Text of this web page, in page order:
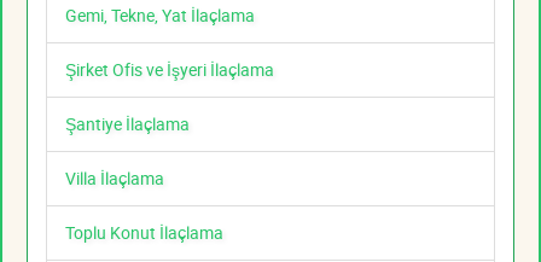
Gemi, Tekne, Yat İlaçlama
Şirket Ofis ve İşyeri İlaçlama
Şantiye İlaçlama
Villa İlaçlama
Toplu Konut İlaçlama